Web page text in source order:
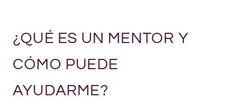
¿QUÉ ES UN MENTOR Y
CÓMO PUEDE
AYUDARME?